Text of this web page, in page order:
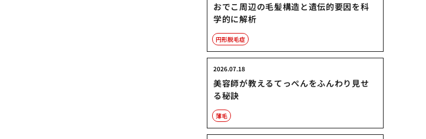
おでこ周辺の毛髪構造と遺伝的要因を科
学的に解析
円形脱毛症
美容師が教えるてっぺんをふんわり見せ
る秘訣
2026.07.18
薄毛